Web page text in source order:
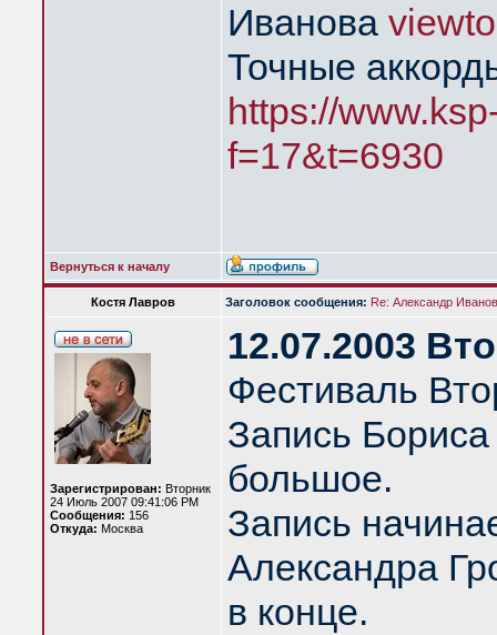
Иванова
Точные
https://
f=17&t=6930
Вернуться к началу
Костя Лавров Заголовок сообщения: Re: Александр
Зарегистрирован: Вторник
24 Июль 2007 09:41:06 PM
Сообщения: 156
Откуда: Москва
12.07.2003
Фестиваль
Запись
большое.
Запись
Александра
в конце.